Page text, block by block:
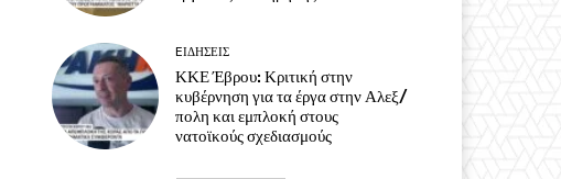
EΙΔΗΣΕΙΣ
ΚΚΕ Έβρου: Κριτική στην
κυβέρνηση για τα έργα στην Αλεξ/
πολη και εμπλοκή στους
νατοϊκούς σχεδιασμούς